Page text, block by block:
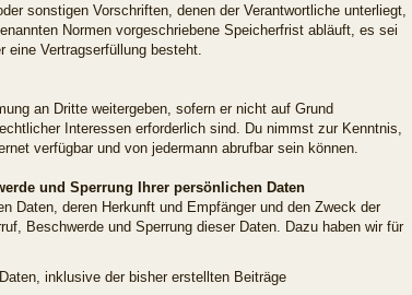
sonstigen Vorschriften, denen der Verantwortliche unterliegt,
Normen vorgeschriebene Speicherfrist abläuft, es sei
Vertragserfüllung besteht.
an Dritte weitergeben, sofern er nicht auf Grund
Interessen erforderlich sind. Du nimmst zur Kenntnis,
verfügbar und von jedermann abrufbar sein können.
und Sperrung Ihrer persönlichen Daten
Daten, deren Herkunft und Empfänger und den Zweck der
Beschwerde und Sperrung dieser Daten. Dazu haben wir für
inklusive der bisher erstellten Beiträge